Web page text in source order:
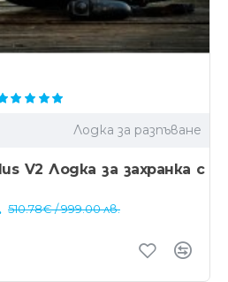
Лодка за разпъване
V2 Лодка за захранка с
510.78€ / 999.00 лв.